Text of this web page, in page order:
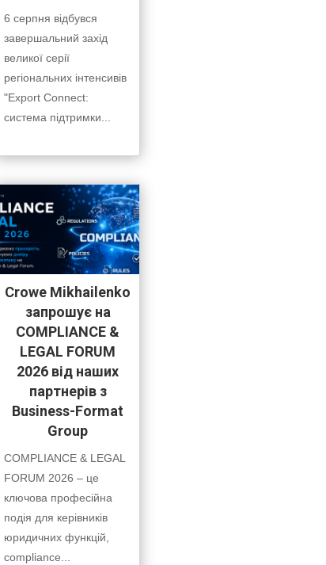
6 серпня відбувся
завершальний захід
великої серії
регіональних інтенсивів
"Export Connect:
система підтримки...
Crowe Mikhailenko
запрошує на
COMPLIANCE &
LEGAL FORUM
2026 від наших
партнерів з
Business-Format
Group
COMPLIANCE & LEGAL
FORUM 2026 – це
ключова професійна
подія для керівників
юридичних функцій,
compliance...